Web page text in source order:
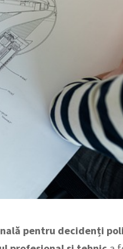
pentru decidenți